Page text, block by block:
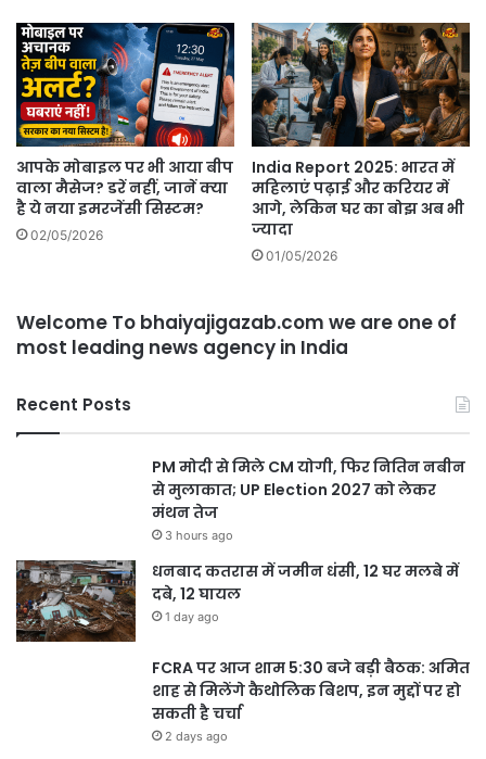
आपके मोबाइल पर भी आया बीप
वाला मैसेज? डरें नहीं, जानें क्या
है ये नया इमरजेंसी सिस्टम?
02/05/2026
India Report 2025: भारत में
महिलाएं पढ़ाई और करियर में
आगे, लेकिन घर का बोझ अब भी
ज्यादा
01/05/2026
Welcome To bhaiyajigazab.com we are one of
most leading news agency in India
Recent Posts
PM मोदी से मिले CM योगी, फिर नितिन नबीन
से मुलाकात; UP Election 2027 को लेकर
मंथन तेज
3 hours ago
धनबाद कतरास में जमीन धंसी, 12 घर मलबे में
दबे, 12 घायल
1 day ago
FCRA पर आज शाम 5:30 बजे बड़ी बैठक: अमित
शाह से मिलेंगे कैथोलिक बिशप, इन मुद्दों पर हो
सकती है चर्चा
2 days ago